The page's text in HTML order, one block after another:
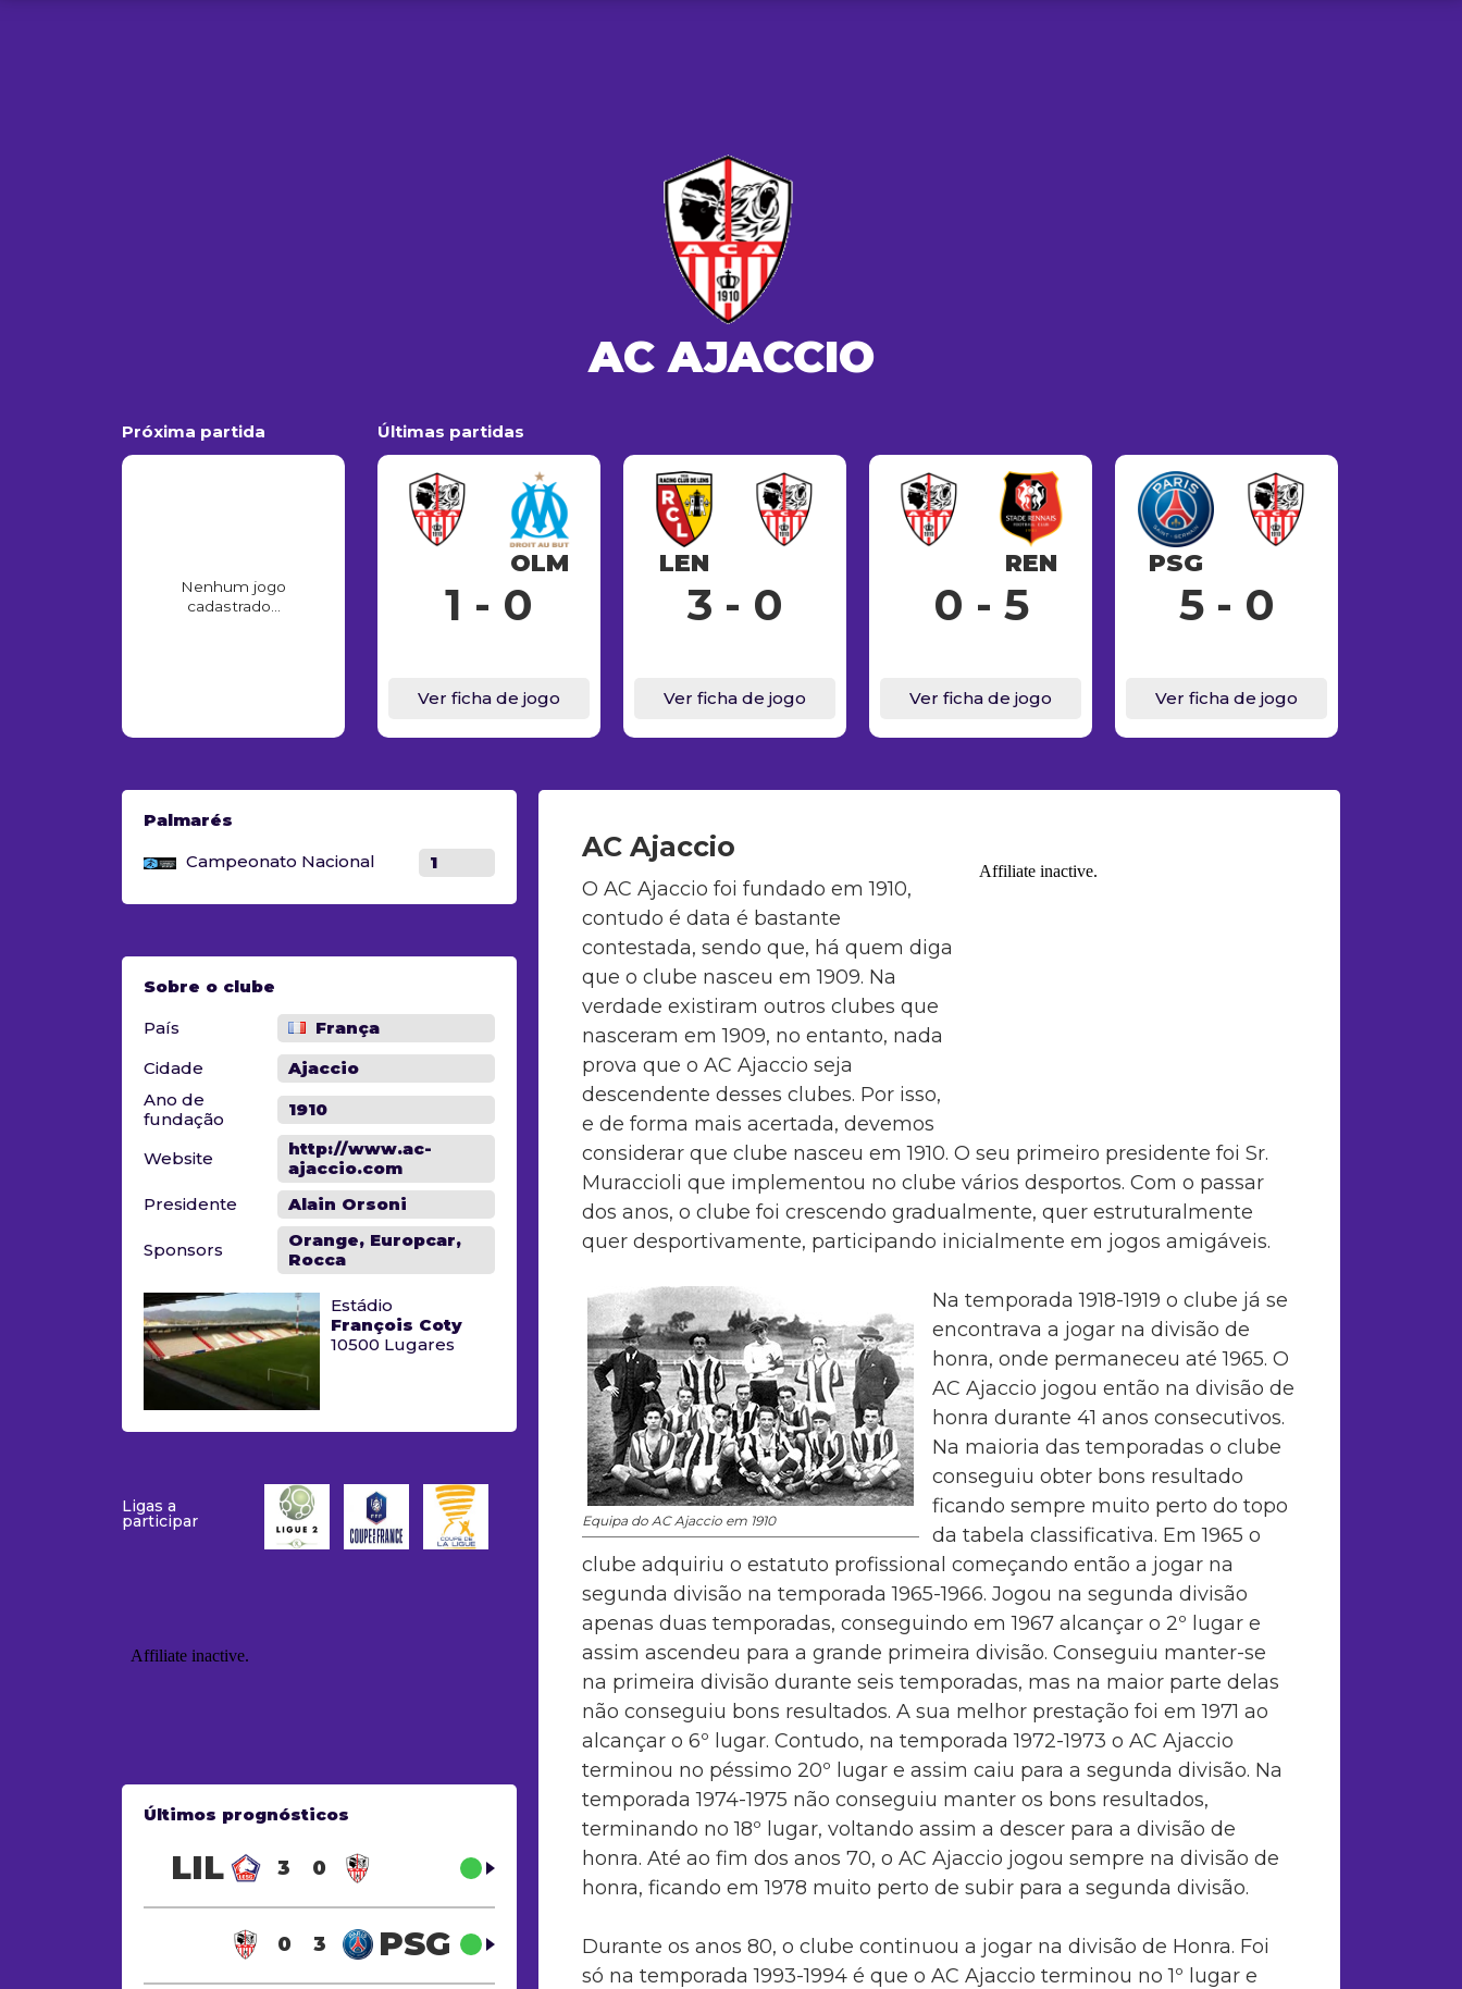
AC AJACCIO
Próxima partida
Nenhum jogo
cadastrado...
Últimas partidas
OLM
1 - 0
Ver ficha de jogo
LEN
3 - 0
Ver ficha de jogo
REN
0 - 5
Ver ficha de jogo
PSG
5 - 0
Ver ficha de jogo
Palmarés
Campeonato Nacional 1
Sobre o clube
País
França
Cidade
Ajaccio
Ano de
fundação
1910
Website
http://www.ac-
ajaccio.com
Presidente
Alain Orsoni
Sponsors
Orange, Europcar,
Rocca
Estádio
François Coty
10500 Lugares
Ligas a
participar
Últimos prognósticos
LIL 3 0
0 3
PSG
AC Ajaccio
O AC Ajaccio foi fundado em 1910,
contudo é data é bastante
contestada, sendo que, há quem diga
que o clube nasceu em 1909. Na
verdade existiram outros clubes que
nasceram em 1909, no entanto, nada
prova que o AC Ajaccio seja
descendente desses clubes. Por isso,
e de forma mais acertada, devemos
considerar que clube nasceu em 1910. O seu primeiro presidente foi Sr.
Muraccioli que implementou no clube vários desportos. Com o passar
dos anos, o clube foi crescendo gradualmente, quer estruturalmente
quer desportivamente, participando inicialmente em jogos amigáveis.
Equipa do AC Ajaccio em 1910
Na temporada 1918-1919 o clube já se
encontrava a jogar na divisão de
honra, onde permaneceu até 1965. O
AC Ajaccio jogou então na divisão de
honra durante 41 anos consecutivos.
Na maioria das temporadas o clube
conseguiu obter bons resultado
ficando sempre muito perto do topo
da tabela classificativa. Em 1965 o
clube adquiriu o estatuto profissional começando então a jogar na
segunda divisão na temporada 1965-1966. Jogou na segunda divisão
apenas duas temporadas, conseguindo em 1967 alcançar o 2º lugar e
assim ascendeu para a grande primeira divisão. Conseguiu manter-se
na primeira divisão durante seis temporadas, mas na maior parte delas
não conseguiu bons resultados. A sua melhor prestação foi em 1971 ao
alcançar o 6º lugar. Contudo, na temporada 1972-1973 o AC Ajaccio
terminou no péssimo 20º lugar e assim caiu para a segunda divisão. Na
temporada 1974-1975 não conseguiu manter os bons resultados,
terminando no 18º lugar, voltando assim a descer para a divisão de
honra. Até ao fim dos anos 70, o AC Ajaccio jogou sempre na divisão de
honra, ficando em 1978 muito perto de subir para a segunda divisão.
Durante os anos 80, o clube continuou a jogar na divisão de Honra. Foi
só na temporada 1993-1994 é que o AC Ajaccio terminou no 1º lugar e